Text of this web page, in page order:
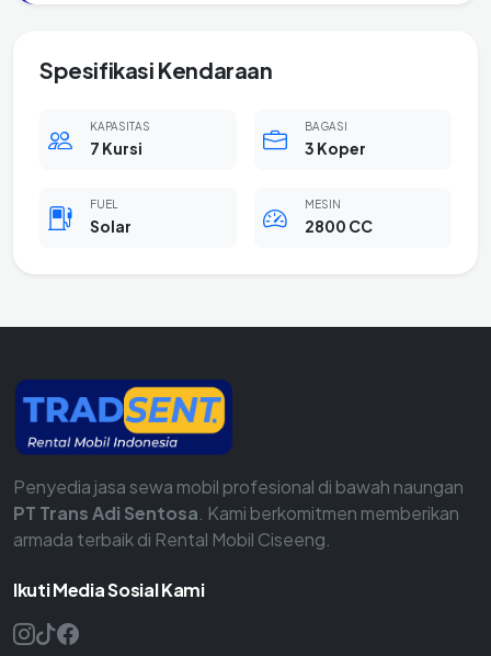
Spesifikasi Kendaraan
KAPASITAS
7 Kursi
BAGASI
3 Koper
FUEL
Solar
MESIN
2800 CC
Penyedia jasa sewa mobil profesional di bawah naungan
PT Trans Adi Sentosa . Kami berkomitmen memberikan
armada terbaik di Rental Mobil Ciseeng.
Ikuti Media Sosial Kami